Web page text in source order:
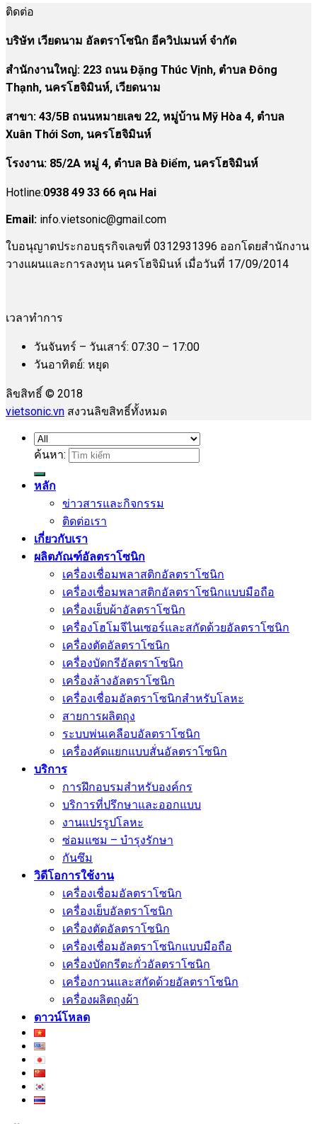
ติดต่อ
บริษัท เวียดนาม อัลตราโซนิก อีควิปเมนท์ จำกัด
สำนักงานใหญ่: 223 ถนน Đặng Thúc Vịnh, ตำบล Đông
Thạnh, นครโฮจิมินห์, เวียดนาม
สาขา: 43/5B ถนนหมายเลข 22, หมู่บ้าน Mỹ Hòa 4, ตำบล
Xuân Thới Sơn, นครโฮจิมินห์
โรงงาน: 85/2A หมู่ 4, ตำบล Bà Điểm, นครโฮจิมินห์
Hotline:0938 49 33 66 คุณ Hai
Email: info.vietsonic@gmail.com
ใบอนุญาตประกอบธุรกิจเลขที่ 0312931396 ออกโดยสำนักงาน
วางแผนและการลงทุน นครโฮจิมินห์ เมื่อวันที่ 17/09/2014
เวลาทำการ
วันจันทร์ – วันเสาร์: 07:30 – 17:00
วันอาทิตย์: หยุด
ลิขสิทธิ์ © 2018
vietsonic.vn สงวนลิขสิทธิ์ทั้งหมด
ค้นหา:
หลัก
ข่าวสารและกิจกรรม
ติดต่อเรา
เกี่ยวกับเรา
ผลิตภัณฑ์อัลตราโซนิก
เครื่องเชื่อมพลาสติกอัลตราโซนิก
เครื่องเชื่อมพลาสติกอัลตราโซนิกแบบมือถือ
เครื่องเย็บผ้าอัลตราโซนิก
เครื่องโฮโมจีไนเซอร์และสกัดด้วยอัลตราโซนิก
เครื่องตัดอัลตราโซนิก
เครื่องบัดกรีอัลตราโซนิก
เครื่องล้างอัลตราโซนิก
เครื่องเชื่อมอัลตราโซนิกสำหรับโลหะ
สายการผลิตถุง
ระบบพ่นเคลือบอัลตราโซนิก
เครื่องคัดแยกแบบสั่นอัลตราโซนิก
บริการ
การฝึกอบรมสำหรับองค์กร
บริการที่ปรึกษาและออกแบบ
งานแปรรูปโลหะ
ซ่อมแซม – บำรุงรักษา
กันซึม
วิดีโอการใช้งาน
เครื่องเชื่อมอัลตราโซนิก
เครื่องเย็บอัลตราโซนิก
เครื่องตัดอัลตราโซนิก
เครื่องเชื่อมอัลตราโซนิกแบบมือถือ
เครื่องบัดกรีตะกั่วอัลตราโซนิก
เครื่องกวนและสกัดด้วยอัลตราโซนิก
เครื่องผลิตถุงผ้า
ดาวน์โหลด